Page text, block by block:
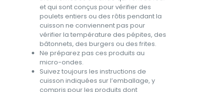
et qui sont conçus pour vérifier des
poulets entiers ou des rôtis pendant la
cuisson ne conviennent pas pour
vérifier la température des pépites, des
bâtonnets, des burgers ou des frites.
Ne préparez pas ces produits au
micro-ondes.
Suivez toujours les instructions de
cuisson indiquées sur l’emballage, y
compris pour les produits dont